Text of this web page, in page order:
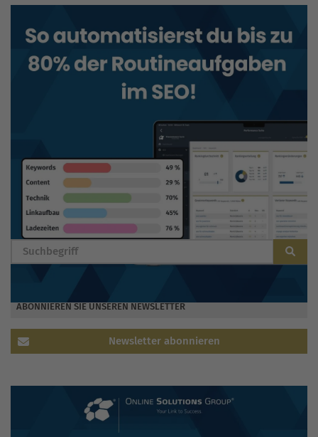
BLOG DURCHSUCHEN
ABONNIEREN SIE UNSEREN NEWSLETTER
Newsletter abonnieren